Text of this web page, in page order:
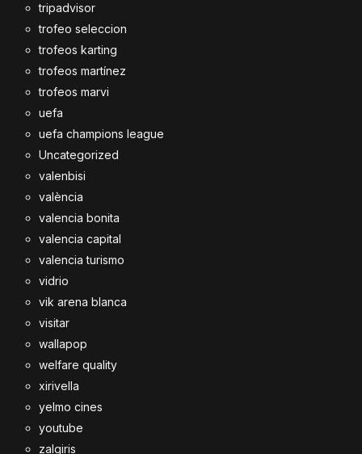
tripadvisor
trofeo seleccion
trofeos karting
trofeos martínez
trofeos marvi
uefa
uefa champions league
Uncategorized
valenbisi
valència
valencia bonita
valencia capital
valencia turismo
vidrio
vik arena blanca
visitar
wallapop
welfare quality
xirivella
yelmo cines
youtube
zalgiris